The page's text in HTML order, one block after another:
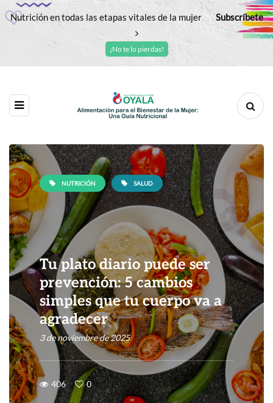
Nutrición en todas las etapas vitales de la mujer Subscríbete
¡No te lo pierdas!
NUTRICIÓN SALUD
Tu plato diario puede ser
prevención: 5 cambios
simples que tu cuerpo va a
agradecer
3 de noviembre de 2025
406 0